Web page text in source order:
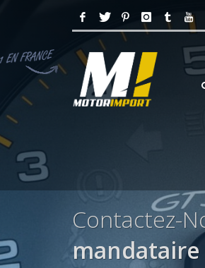
Contactez-